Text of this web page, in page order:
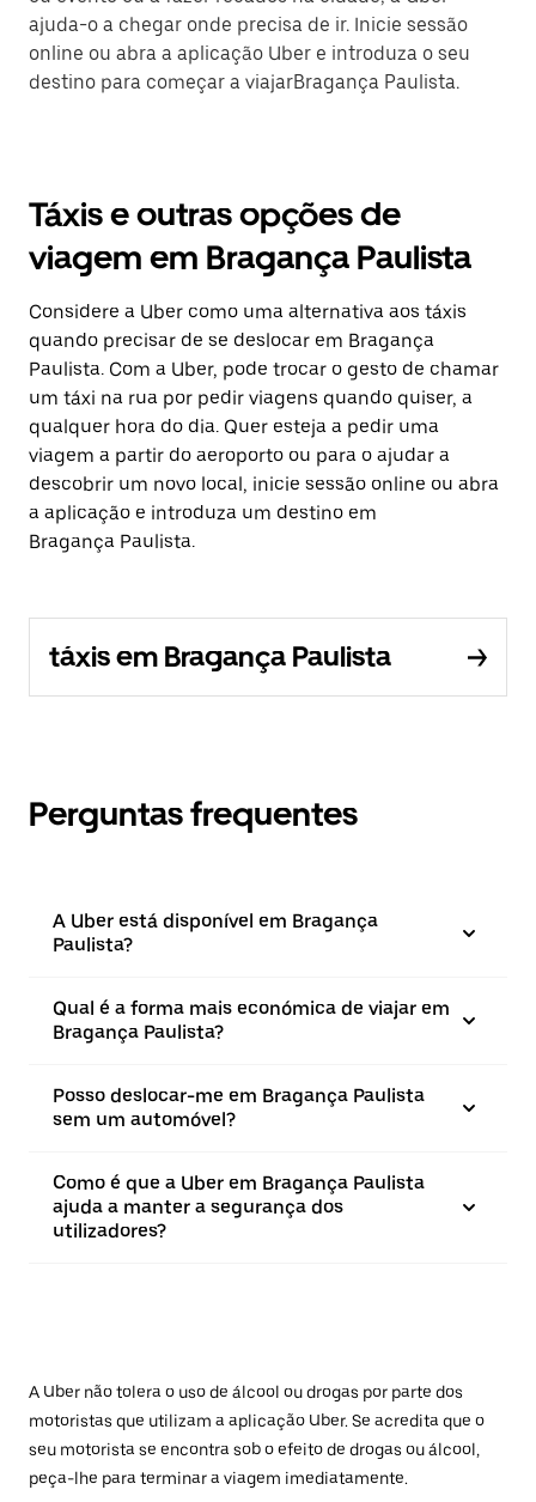
ajuda-o a chegar onde precisa de ir. Inicie sessão
online ou abra a aplicação Uber e introduza o seu
destino para começar a viajarBragança Paulista.
Táxis e outras opções de
viagem em Bragança Paulista
Considere a Uber como uma alternativa aos táxis
quando precisar de se deslocar em Bragança
Paulista. Com a Uber, pode trocar o gesto de chamar
um táxi na rua por pedir viagens quando quiser, a
qualquer hora do dia. Quer esteja a pedir uma
viagem a partir do aeroporto ou para o ajudar a
descobrir um novo local, inicie sessão online ou abra
a aplicação e introduza um destino em
Bragança Paulista.
táxis em Bragança Paulista
Perguntas frequentes
A Uber está disponível em Bragança
Paulista?
Qual é a forma mais económica de viajar em
Bragança Paulista?
Posso deslocar-me em Bragança Paulista
sem um automóvel?
Como é que a Uber em Bragança Paulista
ajuda a manter a segurança dos
utilizadores?
A Uber não tolera o uso de álcool ou drogas por parte dos
motoristas que utilizam a aplicação Uber. Se acredita que o
seu motorista se encontra sob o efeito de drogas ou álcool,
peça-lhe para terminar a viagem imediatamente.